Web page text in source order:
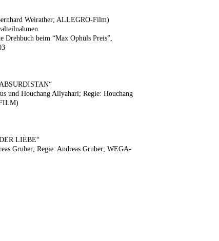
Weirather; ALLEGRO-Film)
Drehbuch beim “Max Ophüls Preis”,
und Houchang Allyahari; Regie: Houchang
LIEBE“
Gruber; Regie: Andreas Gruber; WEGA-